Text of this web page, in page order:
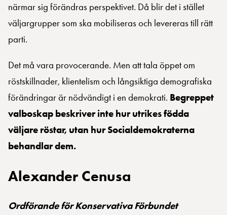
närmar sig förändras perspektivet. Då blir det i stället
väljargrupper som ska mobiliseras och levereras till rätt
parti.
Det må vara provocerande. Men att tala öppet om
röstskillnader, klientelism och långsiktiga demografiska
förändringar är nödvändigt i en demokrati. Begreppet
valboskap beskriver inte hur utrikes födda
väljare röstar, utan hur Socialdemokraterna
behandlar dem.
Alexander Cenusa
Ordförande för Konservativa Förbundet